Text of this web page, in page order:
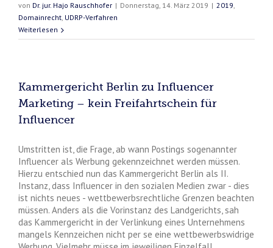
von Dr. jur. Hajo Rauschhofer | Donnerstag, 14. März 2019 | 2019,
Domainrecht, UDRP-Verfahren
Weiterlesen
Kammergericht Berlin zu Influencer
Marketing – kein Freifahrtschein für
Influencer
Umstritten ist, die Frage, ab wann Postings sogenannter
Influencer als Werbung gekennzeichnet werden müssen.
Hierzu entschied nun das Kammergericht Berlin als II.
Instanz, dass Influencer in den sozialen Medien zwar - dies
ist nichts neues - wettbewerbsrechtliche Grenzen beachten
müssen. Anders als die Vorinstanz des Landgerichts, sah
das Kammergericht in der Verlinkung eines Unternehmens
mangels Kennzeichen nicht per se eine wettbewerbswidrige